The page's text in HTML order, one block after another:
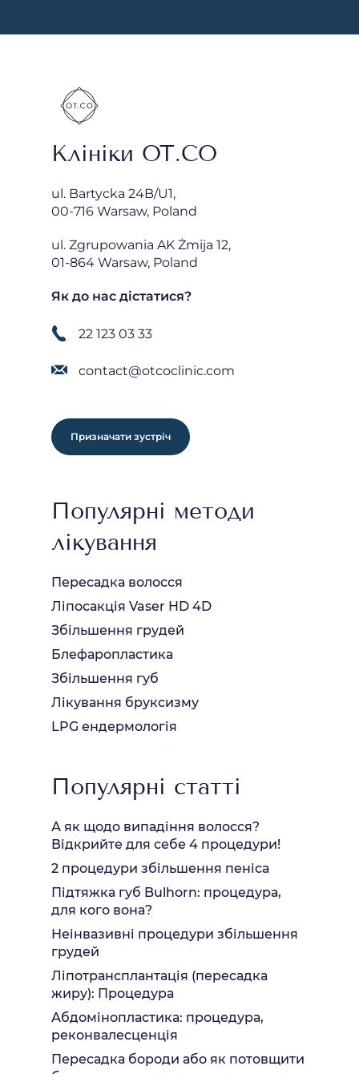
Клініки OT.CO
ul. Bartycka 24B/U1,
00-716 Warsaw, Poland
ul. Zgrupowania AK Żmija 12,
01-864 Warsaw, Poland
Як до нас дістатися?
22 123 03 33
contact@otcoclinic.com
Призначати зустріч
Популярні методи
лікування
Пересадка волосся
Ліпосакція Vaser HD 4D
Збільшення грудей
Блефаропластика
Збільшення губ
Лікування бруксизму
LPG ендермологія
Популярні статті
А як щодо випадіння волосся?
Відкрийте для себе 4 процедури!
2 процедури збільшення пеніса
Підтяжка губ Bulhorn: процедура,
для кого вона?
Неінвазивні процедури збільшення
грудей
Ліпотрансплантація (пересадка
жиру): Процедура
Абдомінопластика: процедура,
реконвалесценція
Пересадка бороди або як потовщити